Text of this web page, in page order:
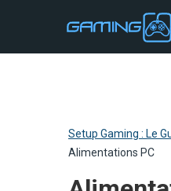
Setup Gaming : Le
Alimentations PC
Puissance